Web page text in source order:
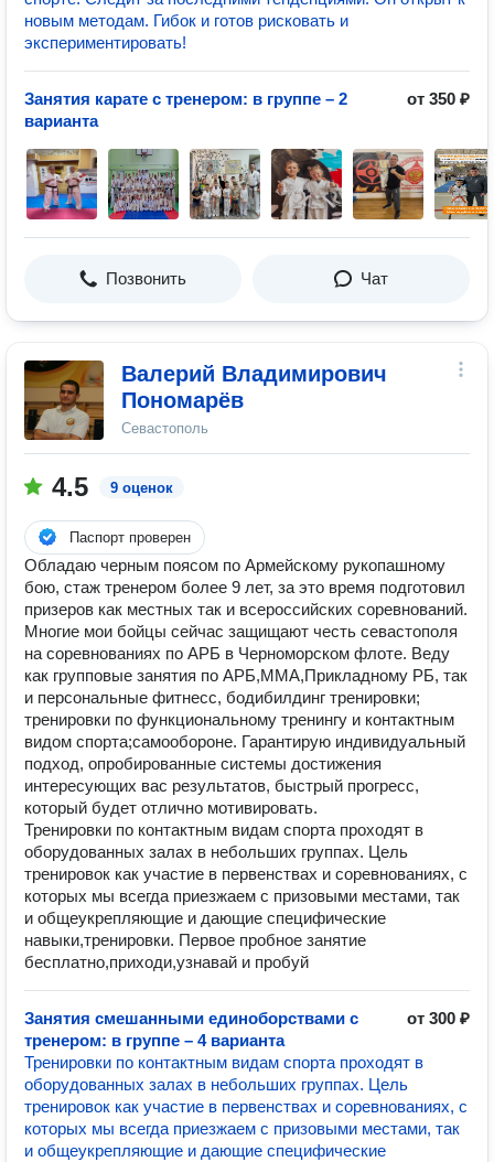
новым методам. Гибок и готов рисковать и
экспериментировать!
Занятия карате с тренером: в группе – 2
варианта
от 350 ₽
Позвонить Чат
Валерий Владимирович
Пономарёв
Севастополь
4.5 9 оценок
Паспорт проверен
Обладаю черным поясом по Армейскому рукопашному
бою, стаж тренером более 9 лет, за это время подготовил
призеров как местных так и всероссийских соревнований.
Многие мои бойцы сейчас защищают честь севастополя
на соревнованиях по АРБ в Черноморском флоте. Веду
как групповые занятия по АРБ,ММА,Прикладному РБ, так
и персональные фитнесс, бодибилдинг тренировки;
тренировки по функциональному тренингу и контактным
видом спорта;самообороне. Гарантирую индивидуальный
подход, опробированные системы достижения
интересующих вас результатов, быстрый прогресс,
который будет отлично мотивировать.
Тренировки по контактным видам спорта проходят в
оборудованных залах в небольших группах. Цель
тренировок как участие в первенствах и соревнованиях, с
которых мы всегда приезжаем с призовыми местами, так
и общеукрепляющие и дающие специфические
навыки,тренировки. Первое пробное занятие
бесплатно,приходи,узнавай и пробуй
Занятия смешанными единоборствами с
тренером: в группе – 4 варианта
от 300 ₽
Тренировки по контактным видам спорта проходят в
оборудованных залах в небольших группах. Цель
тренировок как участие в первенствах и соревнованиях, с
которых мы всегда приезжаем с призовыми местами, так
и общеукрепляющие и дающие специфические